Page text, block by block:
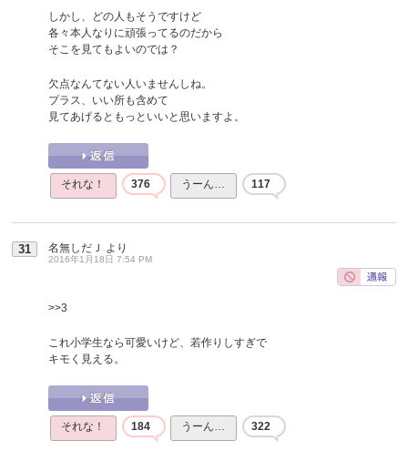
しかし、どの人もそうですけど
各々本人なりに頑張ってるのだから
そこを見てもよいのでは？
欠点なんてない人いませんしね。
プラス、いい所も含めて
見てあげるともっといいと思いますよ。
それな！ 376 うーん… 117
31 名無しだＪ より
2016年1月18日 7:54 PM
>>3
これ小学生なら可愛いけど、若作りしすぎで
キモく見える。
それな！ 184 うーん… 322